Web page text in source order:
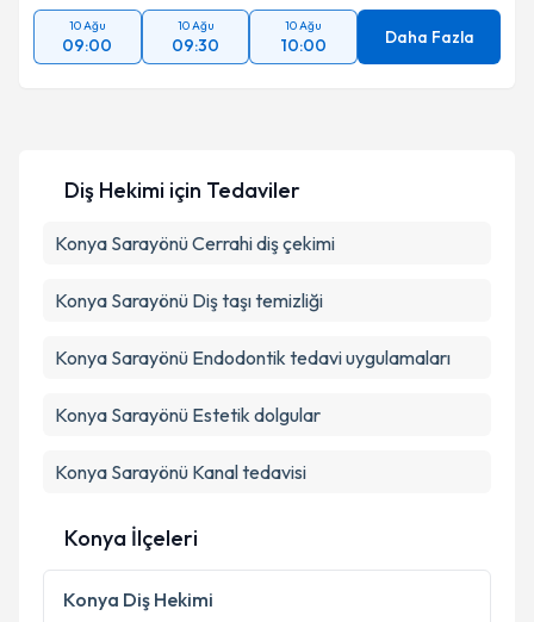
10 Ağu
09:00
10 Ağu
09:30
10 Ağu
10:00 Daha Fazla
Diş Hekimi için Tedaviler
Konya Sarayönü Cerrahi diş çekimi
Konya Sarayönü Diş taşı temizliği
Konya Sarayönü Endodontik tedavi uygulamaları
Konya Sarayönü Estetik dolgular
Konya Sarayönü Kanal tedavisi
Konya İlçeleri
Konya Diş Hekimi